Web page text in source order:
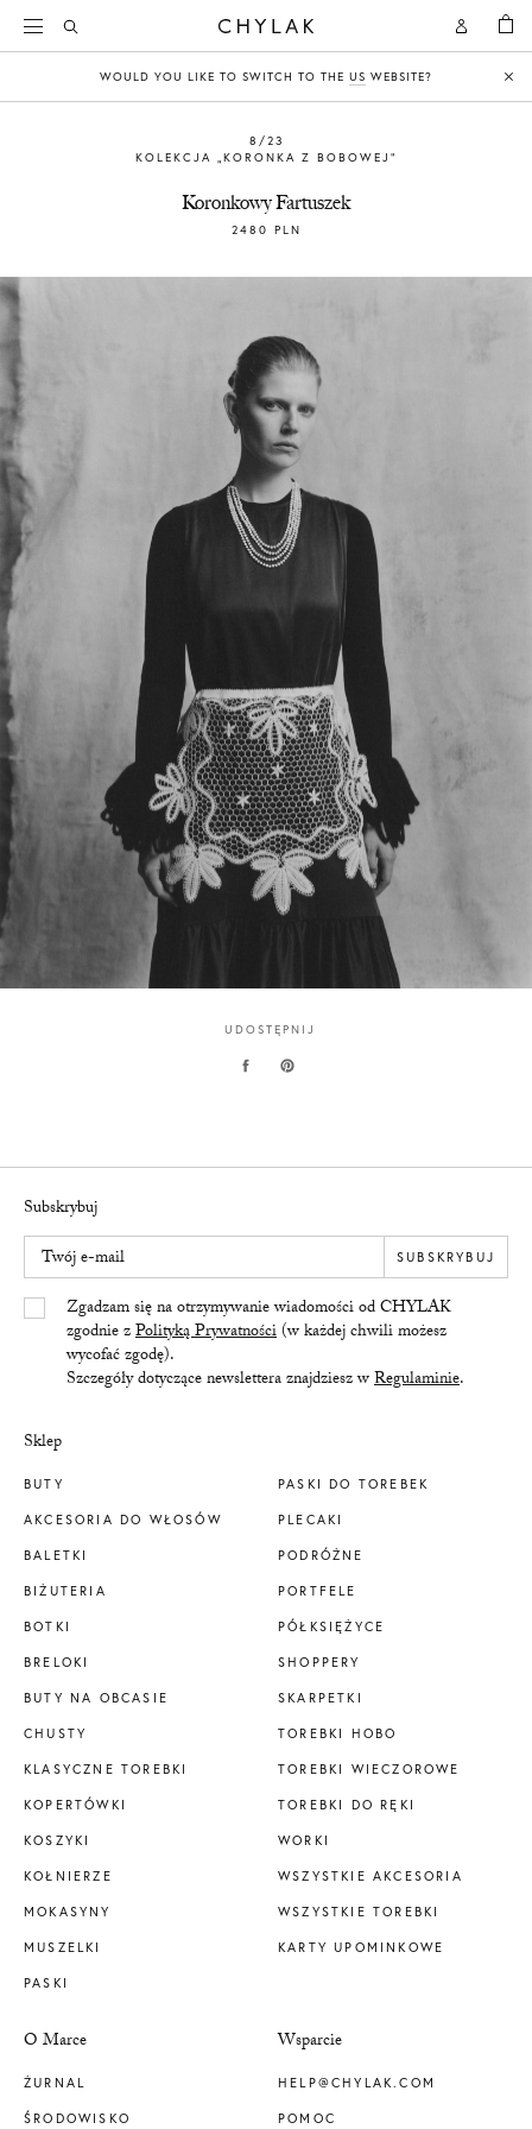
Open
Account
Open
Search
WOULD YOU LIKE TO SWITCH TO THE US WEBSITE?
8/23
KOLEKCJA „KORONKA Z BOBOWEJ”
Koronkowy Fartuszek
2480 PLN
UDOSTĘPNIJ
Sklep
BUTY
AKCESORIA DO WŁOSÓW
BALETKI
BIŻUTERIA
BOTKI
BRELOKI
BUTY NA OBCASIE
CHUSTY
KLASYCZNE TOREBKI
KOPERTÓWKI
KOSZYKI
KOŁNIERZE
MOKASYNY
MUSZELKI
PASKI
PASKI DO TOREBEK
PLECAKI
PODRÓŻNE
PORTFELE
PÓŁKSIĘŻYCE
SHOPPERY
SKARPETKI
TOREBKI HOBO
TOREBKI WIECZOROWE
TOREBKI DO RĘKI
WORKI
WSZYSTKIE AKCESORIA
WSZYSTKIE TOREBKI
KARTY UPOMINKOWE
O Marce
ŻURNAL
ŚRODOWISKO
Wsparcie
HELP@CHYLAK.COM
POMOC
Subskrybuj
Twój e-mail
Yes/TakZgadzam się na otrzymywanie wiadomości od CHYLAK
zgodnie zPolityką Prywatności(w każdej chwili możesz
wycofać zgodę).
Szczegóły dotyczące newslettera znajdziesz wRegulaminie.
SUBSKRYBUJ